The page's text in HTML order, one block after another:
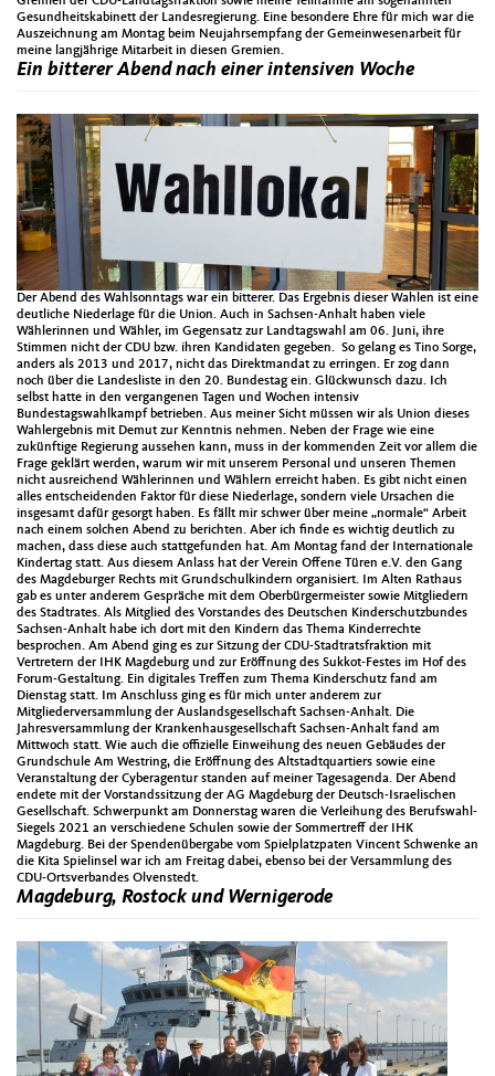
Gesundheitskabinett der Landesregierung. Eine besondere Ehre für mich war die
Auszeichnung am Montag beim Neujahrsempfang der Gemeinwesenarbeit für
meine langjährige Mitarbeit in diesen Gremien.
Ein bitterer Abend nach einer intensiven Woche
Der Abend des Wahlsonntags war ein bitterer. Das Ergebnis dieser Wahlen ist eine
deutliche Niederlage für die Union. Auch in Sachsen-Anhalt haben viele
Wählerinnen und Wähler, im Gegensatz zur Landtagswahl am 06. Juni, ihre
Stimmen nicht der CDU bzw. ihren Kandidaten gegeben. So gelang es Tino Sorge,
anders als 2013 und 2017, nicht das Direktmandat zu erringen. Er zog dann
noch über die Landesliste in den 20. Bundestag ein. Glückwunsch dazu. Ich
selbst hatte in den vergangenen Tagen und Wochen intensiv
Bundestagswahlkampf betrieben. Aus meiner Sicht müssen wir als Union dieses
Wahlergebnis mit Demut zur Kenntnis nehmen. Neben der Frage wie eine
zukünftige Regierung aussehen kann, muss in der kommenden Zeit vor allem die
Frage geklärt werden, warum wir mit unserem Personal und unseren Themen
nicht ausreichend Wählerinnen und Wählern erreicht haben. Es gibt nicht einen
alles entscheidenden Faktor für diese Niederlage, sondern viele Ursachen die
insgesamt dafür gesorgt haben. Es fällt mir schwer über meine „normale“ Arbeit
nach einem solchen Abend zu berichten. Aber ich finde es wichtig deutlich zu
machen, dass diese auch stattgefunden hat. Am Montag fand der Internationale
Kindertag statt. Aus diesem Anlass hat der Verein Offene Türen e.V. den Gang
des Magdeburger Rechts mit Grundschulkindern organisiert. Im Alten Rathaus
gab es unter anderem Gespräche mit dem Oberbürgermeister sowie Mitgliedern
des Stadtrates. Als Mitglied des Vorstandes des Deutschen Kinderschutzbundes
Sachsen-Anhalt habe ich dort mit den Kindern das Thema Kinderrechte
besprochen. Am Abend ging es zur Sitzung der CDU-Stadtratsfraktion mit
Vertretern der IHK Magdeburg und zur Eröffnung des Sukkot-Festes im Hof des
Forum-Gestaltung. Ein digitales Treffen zum Thema Kinderschutz fand am
Dienstag statt. Im Anschluss ging es für mich unter anderem zur
Mitgliederversammlung der Auslandsgesellschaft Sachsen-Anhalt. Die
Jahresversammlung der Krankenhausgesellschaft Sachsen-Anhalt fand am
Mittwoch statt. Wie auch die offizielle Einweihung des neuen Gebäudes der
Grundschule Am Westring, die Eröffnung des Altstadtquartiers sowie eine
Veranstaltung der Cyberagentur standen auf meiner Tagesagenda. Der Abend
endete mit der Vorstandssitzung der AG Magdeburg der Deutsch-Israelischen
Gesellschaft. Schwerpunkt am Donnerstag waren die Verleihung des Berufswahl-
Siegels 2021 an verschiedene Schulen sowie der Sommertreff der IHK
Magdeburg. Bei der Spendenübergabe vom Spielplatzpaten Vincent Schwenke an
die Kita Spielinsel war ich am Freitag dabei, ebenso bei der Versammlung des
CDU-Ortsverbandes Olvenstedt.
Magdeburg, Rostock und Wernigerode